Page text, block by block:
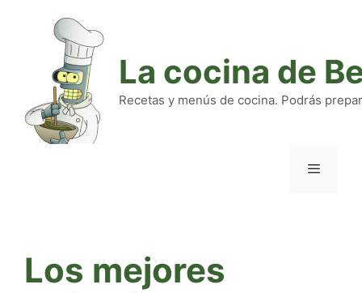
La cocina de
Recetas y menús de cocina. Podrás
Los mejores